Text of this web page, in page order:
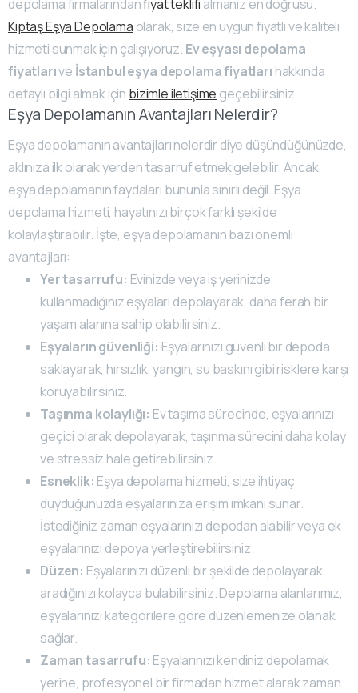
depolama firmalarındanfiyat teklifi almanız en doğrusu.
Kiptaş Eşya Depolama olarak, size en uygun fiyatlı ve kaliteli
hizmeti sunmak için çalışıyoruz. Ev eşyası depolama
fiyatlarıve İstanbul eşya depolama fiyatları hakkında
detaylı bilgi almak için bizimle iletişime geçebilirsiniz.
Eşya Depolamanın Avantajları Nelerdir?
Eşya depolamanın avantajları nelerdir diye düşündüğünüzde,
aklınıza ilk olarak yerden tasarruf etmek gelebilir. Ancak,
eşya depolamanın faydaları bununla sınırlı değil. Eşya
depolama hizmeti, hayatınızı birçok farklı şekilde
kolaylaştırabilir. İşte, eşya depolamanın bazı önemli
avantajları:
Yer tasarrufu: Evinizde veya iş yerinizde
kullanmadığınız eşyaları depolayarak, daha ferah bir
yaşam alanına sahip olabilirsiniz.
Eşyaların güvenliği: Eşyalarınızı güvenli bir depoda
saklayarak, hırsızlık, yangın, su baskını gibi risklere karşı
koruyabilirsiniz.
Taşınma kolaylığı: Ev taşıma sürecinde, eşyalarınızı
geçici olarak depolayarak, taşınma sürecini daha kolay
ve stressiz hale getirebilirsiniz.
Esneklik: Eşya depolama hizmeti, size ihtiyaç
duyduğunuzda eşyalarınıza erişim imkanı sunar.
İstediğiniz zaman eşyalarınızı depodan alabilir veya ek
eşyalarınızı depoya yerleştirebilirsiniz.
Düzen: Eşyalarınızı düzenli bir şekilde depolayarak,
aradığınızı kolayca bulabilirsiniz. Depolama alanlarımız,
eşyalarınızı kategorilere göre düzenlemenize olanak
sağlar.
Zaman tasarrufu: Eşyalarınızı kendiniz depolamak
yerine, profesyonel bir firmadan hizmet alarak zaman